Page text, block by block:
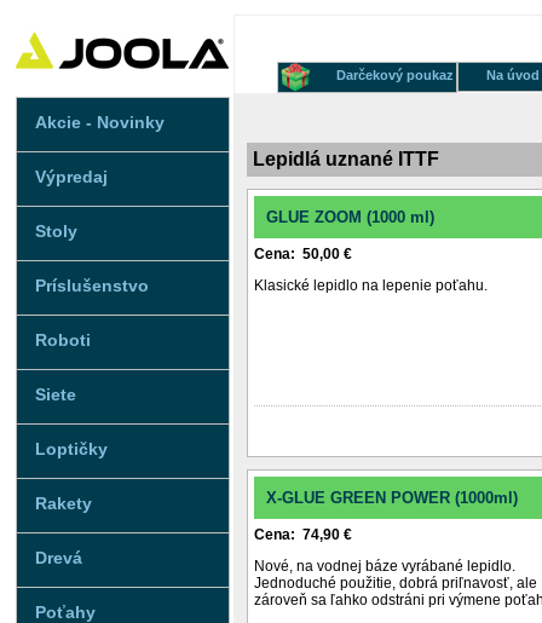
Akcie - Novinky
Výpredaj
Stoly
Príslušenstvo
Roboti
Siete
Loptičky
Rakety
Drevá
Poťahy
Na úvod
Darčekový poukaz
Lepidlá uznané ITTF
GLUE ZOOM (1000 ml)
Cena: 50,00 €
Klasické lepidlo na lepenie poťahu.
X-GLUE GREEN POWER (1000ml)
Cena: 74,90 €
Nové, na vodnej báze vyrábané lepidlo.
Jednoduché použitie, dobrá priľnavosť, ale
zároveň sa ľahko odstráni pri výmene